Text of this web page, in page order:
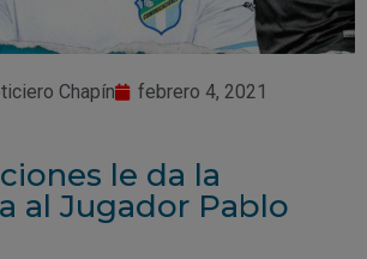
Chapín
febrero 4, 2021
le da la
al Jugador Pablo